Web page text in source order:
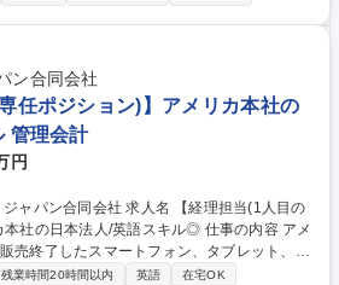
替経費支払、証憑管理 ■会計事務所との月次
件/日）・来客対応、備品管理など総務業務※
ート勤務も多いので備品管理等の総務業務は
ン合同会社
任ポジション)】アメリカ本社の
管理会計
円
求人名 【経理担当(1人目の
本法人/英語スキル◎ 仕事の内容 アメ
売終了したスマートフォン、タブレット、モ
本法人の当社の一人目の経理担当として国内
残業時間20時間以内 英語
在宅OK